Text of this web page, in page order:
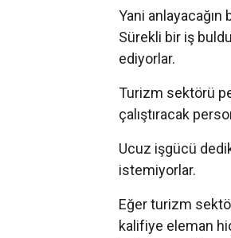
Yani
Sürekli bir iş
ediyorlar.
Turizm sektörü
çalıştıracak
Ucuz işgücü
istemiyorlar.
Eğer turizm
kalifiye eleman